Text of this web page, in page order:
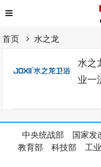
首页 水之龙
水之
业一
中央统战部 国家发
教育部
科技部 工